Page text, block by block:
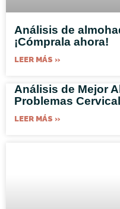
Análisis de
¡Cómprala ahora!
LEER MÁS »
Análisis de Mejor
Problemas
LEER MÁS »